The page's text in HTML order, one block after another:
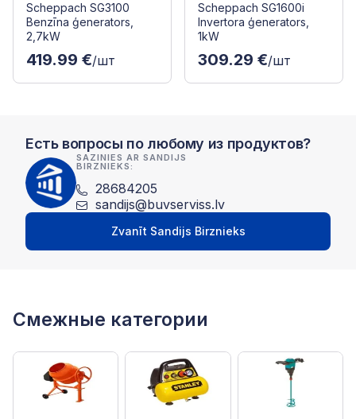
Scheppach SG3100
Benzīna ģenerators,
2,7kW
419.99 €/шт
Scheppach SG1600i
Invertora ģenerators,
1kW
309.29 €/шт
Есть вопросы по любому из продуктов?
SAZINIES AR SANDIJS
BIRZNIEKS:
28684205
sandijs@buvserviss.lv
Zvanīt Sandijs Birznieks
Смежные категории